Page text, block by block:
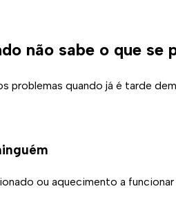
não sabe o que se
problemas quando já é tarde
ou aquecimento a funcionar